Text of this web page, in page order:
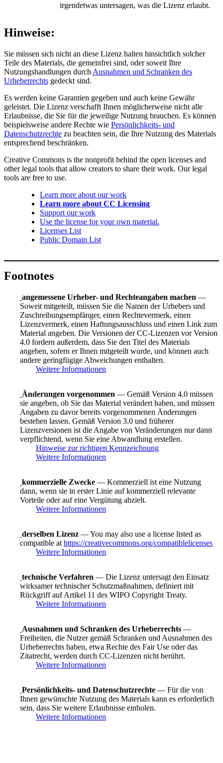
irgendetwas untersagen, was die Lizenz erlaubt.
Hinweise:
Sie müssen sich nicht an diese Lizenz halten hinsichtlich solcher
Teile des Materials, die gemeinfrei sind, oder soweit Ihre
Nutzungshandlungen durch Ausnahmen und Schranken des
Urheberrechts gedeckt sind.
Es werden keine Garantien gegeben und auch keine Gewähr
geleistet. Die Lizenz verschafft Ihnen möglicherweise nicht alle
Erlaubnisse, die Sie für die jeweilige Nutzung brauchen. Es können
beispielsweise andere Rechte wie Persönlichkeits- und
Datenschutzrechte zu beachten sein, die Ihre Nutzung des Materials
entsprechend beschränken.
Creative Commons is the nonprofit behind the open licenses and
other legal tools that allow creators to share their work. Our legal
tools are free to use.
Learn more about our work
Learn more about CC Licensing
Support our work
Use the license for your own material.
Licenses List
Public Domain List
Footnotes
angemessene Urheber- und Rechteangaben machen —
Soweit mitgeteilt, müssen Sie die Namen der Urhebers und
Zuschreibungsempfänger, einen Rechtevermerk, einen
Lizenzvermerk, einen Haftungsausschluss und einen Link zum
Material angeben. Die Versionen der CC-Lizenzen vor Version
4.0 fordern außerdem, dass Sie den Titel des Materials
angeben, sofern er Ihnen mitgeteilt wurde, und können auch
andere geringfügige Abweichungen enthalten.
Weitere Informationen
Änderungen vorgenommen — Gemäß Version 4.0 müssen
sie angeben, ob Sie das Material verändert haben, und müssen
Angaben zu davor bereits vorgenommenen Änderungen
bestehen lassen. Gemäß Version 3.0 und früherer
Lizenzversionen ist die Angabe von Veränderungen nur dann
verpflichtend, wenn Sie eine Abwandlung erstellen.
Hinweise zur richtigen Kennzeichnung
Weitere Informationen
kommerzielle Zwecke — Kommerziell ist eine Nutzung
dann, wenn sie in erster Linie auf kommerziell relevante
Vorteile oder auf eine Vergütung abzielt.
Weitere Informationen
derselben Lizenz — You may also use a license listed as
compatible at https://creativecommons.org/compatiblelicenses
Weitere Informationen
technische Verfahren — Die Lizenz untersagt den Einsatz
wirksamer technischer Schutzmaßnahmen, definiert mit
Rückgriff auf Artikel 11 des WIPO Copyright Treaty.
Weitere Informationen
Ausnahmen und Schranken des Urheberrechts —
Freiheiten, die Nutzer gemäß Schranken und Ausnahmen des
Urheberrechts haben, etwa Rechte des Fair Use oder das
Zitatrecht, werden durch CC-Lizenzen nicht berührt.
Weitere Informationen
Persönlichkeits- und Datenschutzrechte — Für die von
Ihnen gewünschte Nutzung des Materials kann es erforderlich
sein, dass Sie weitere Erlaubnisse einholen.
Weitere Informationen